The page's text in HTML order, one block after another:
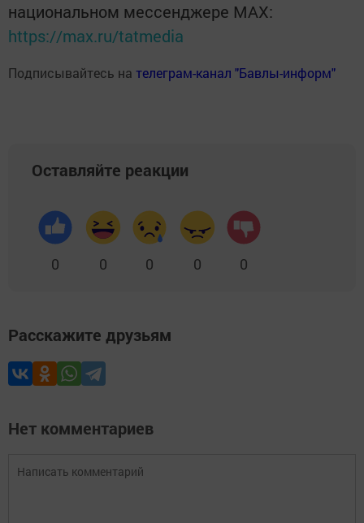
национальном мессенджере MАХ:
https://max.ru/tatmedia
Подписывайтесь на телеграм-канал "Бавлы-информ"
Оставляйте реакции
0 0 0 0 0
Расскажите друзьям
Нет комментариев